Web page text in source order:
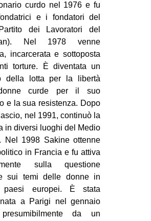
CULTURE
ARTE
MANIFESTI
MUSICA
RECENSIONI
INTERNAZIONALE
AFRICA
AMERICHE
ESTREMO ORIENTE
EUROPA
MEDIO ORIENTE
curdo nel 1976 e fu
e i fondatori del
dei Lavoratori del
Nel 1978 venne
incarcerata e sottoposta
torture. È diventata un
della lotta per la libertà
curde per il suo
e la sua resistenza. Dopo
nel 1991, continuò la
in diversi luoghi del Medio
Nel 1998 Sakine ottenne
in Francia e fu attiva
sulla questione
sui temi delle donne in
paesi europei. È stata
a Parigi nel gennaio
da un